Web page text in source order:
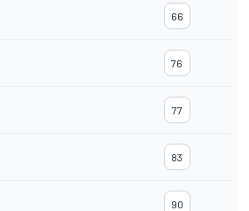
66
76
77
83
90